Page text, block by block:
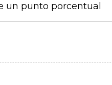
un punto porcentual